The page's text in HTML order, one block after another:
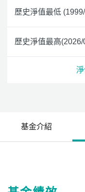
歷史淨值最低
歷史淨值最高(2026/
基金介紹